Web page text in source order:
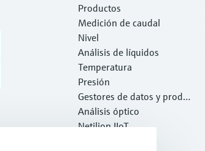
Productos
Medición de caudal
Nivel
Análisis de líquidos
Temperatura
Presión
Gestores de datos y produ
ctos de sistema
Análisis óptico
Netilion IIoT